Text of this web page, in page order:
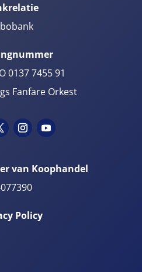
0137 7455 91
Fanfare Orkest
van Koophandel
Policy